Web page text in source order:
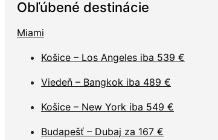
Obľúbené destinácie
Miami
Košice – Los Angeles iba 539 €
Viedeň – Bangkok iba 489 €
Košice – New York iba 549 €
Budapešť – Dubaj za 167 €